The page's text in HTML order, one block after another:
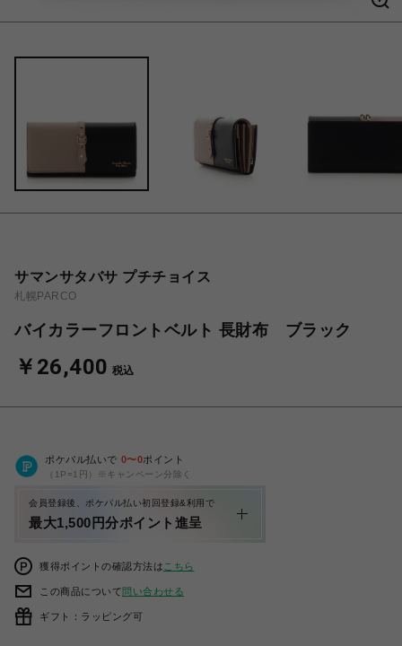
サマンサタバサ プチチョイス
札幌PARCO
バイカラーフロントベルト 長財布 ブラック
￥26,400 税込
ポケパル払いで 0〜0ポイント
（1P=1円）※キャンペーン分除く
会員登録後、ポケパル払い初回登録&利用で
最大1,500円分ポイント進呈
獲得ポイントの確認方法は こちら
この商品について問い合わせる
ギフト：ラッピング可